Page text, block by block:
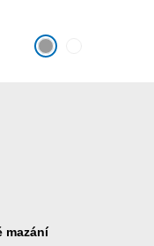
mazání